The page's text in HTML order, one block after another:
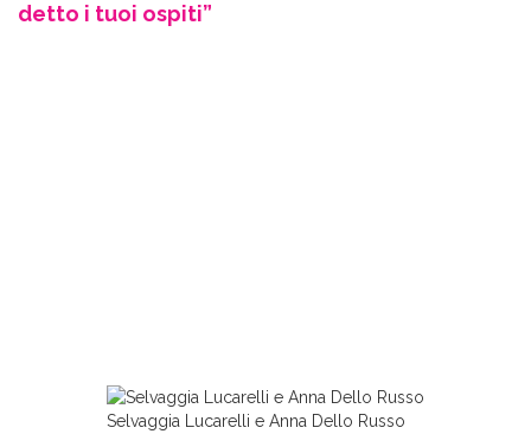
detto i tuoi ospiti”
Selvaggia Lucarelli e Anna Dello Russo